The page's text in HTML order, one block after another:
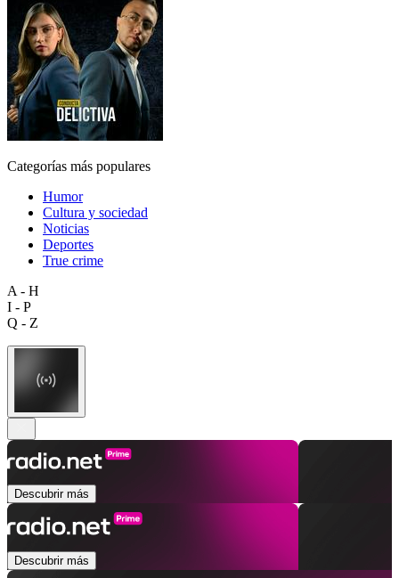
Categorías más populares
Humor
Cultura y sociedad
Noticias
Deportes
True crime
A - H
I - P
Q - Z
Descubrir más
Descubrir más